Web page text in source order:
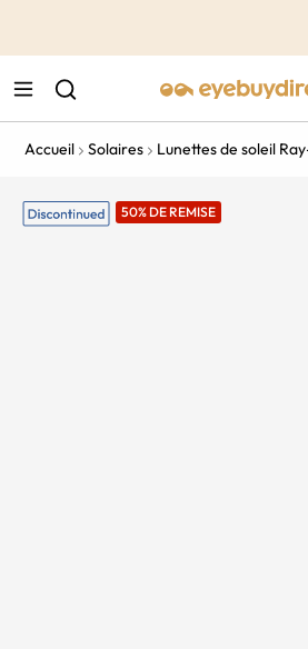
Accueil Solaires Lunettes de soleil
50% DE REMISE